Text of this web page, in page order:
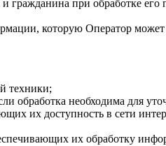
гражданина при обработке
которую Оператор может
техники;
обработка необходима для
их доступность в сети
их обработку